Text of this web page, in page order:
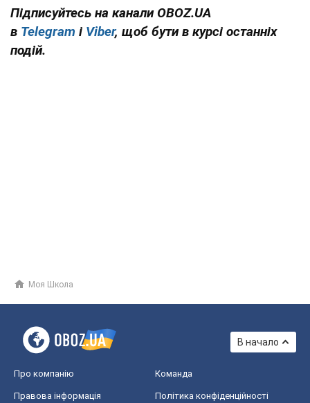
Підписуйтесь на канали OBOZ.UA
в Telegram і Viber, щоб бути в курсі останніх
подій.
Моя Школа
В начало
Про компанію Команда
Правова інформація Політика конфіденційності